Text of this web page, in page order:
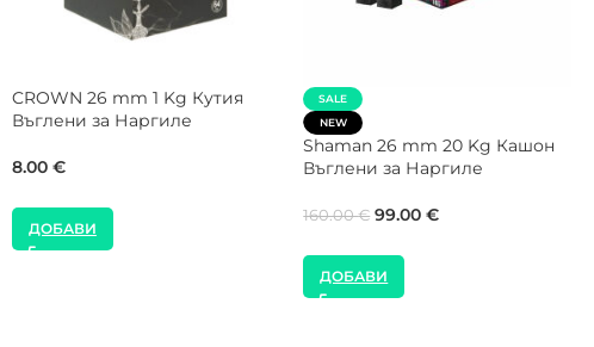
Gorilla Cube 26 mm 1 Kg Кутия
Въглени за Наргиле
8.00 €
ДОБАВИ
COCOLOCO 25 mm 1 Kg Кутия
Въглени за Наргиле
9.00€